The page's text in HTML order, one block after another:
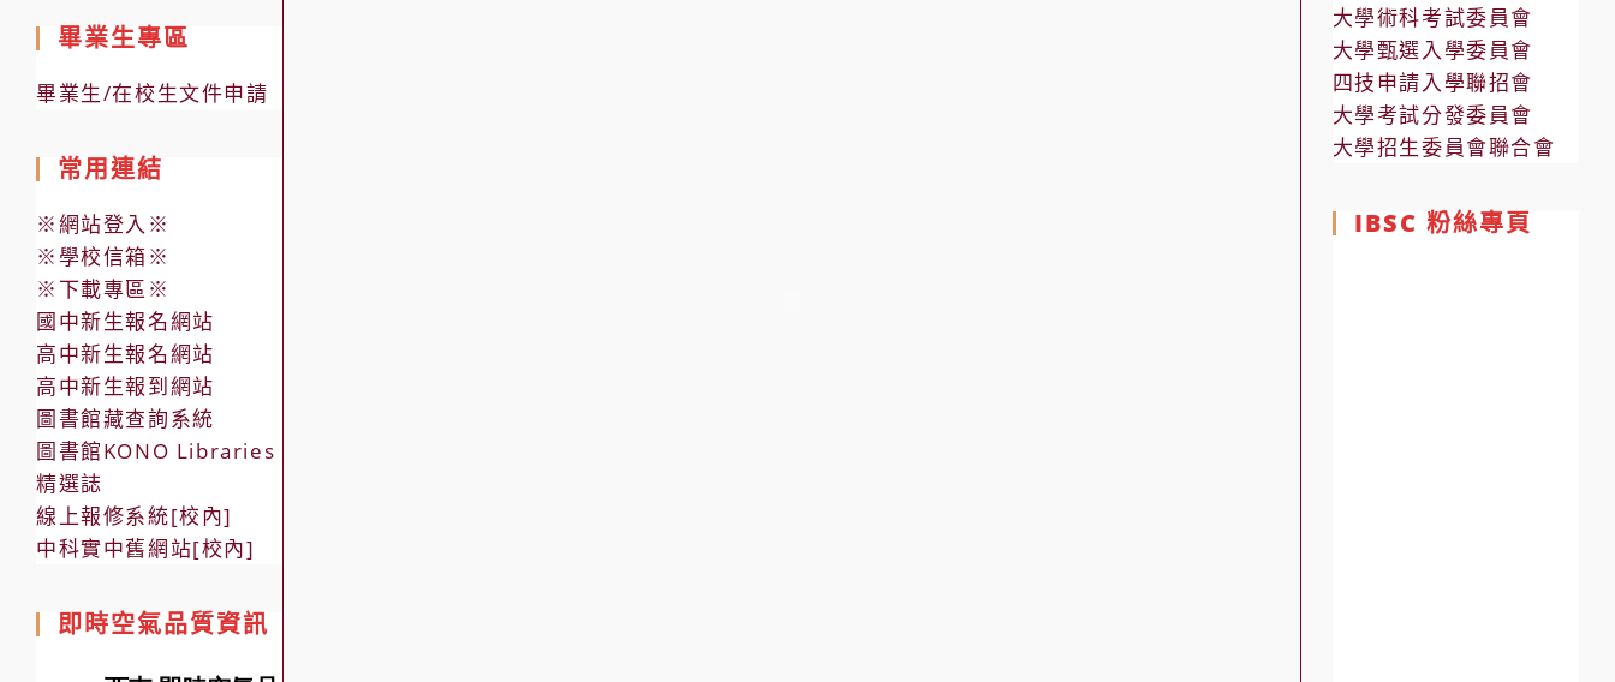
畢業生專區
畢業生/在校生文件申請
常用連結
※網站登入※
※學校信箱※
※下載專區※
國中新生報名網站
高中新生報名網站
高中新生報到網站
圖書館藏查詢系統
圖書館KONO Libraries
精選誌
線上報修系統[校內]
中科實中舊網站[校內]
即時空氣品質資訊
大學術科考試委員會
大學甄選入學委員會
四技申請入學聯招會
大學考試分發委員會
大學招生委員會聯合會
IBSC 粉絲專頁